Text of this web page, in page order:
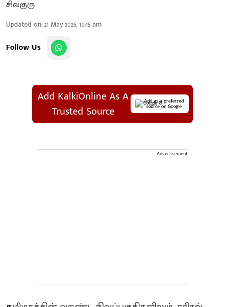
Updated on:21 May 2026, 10:15 am
Follow Us
Add KalkiOnline As A
Trusted Source
Add as a preferred
source on Google
Advertisement